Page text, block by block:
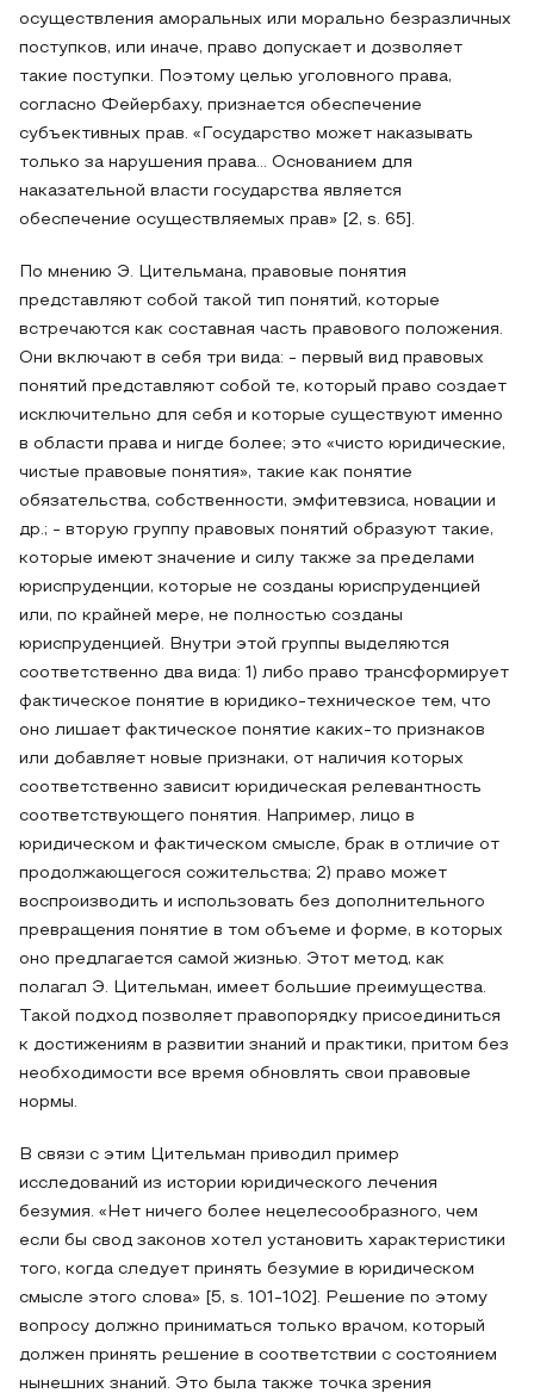
осуществления аморальных или морально безразличных
поступков, или иначе, право допускает и дозволяет
такие поступки. Поэтому целью уголовного права,
согласно Фейербаху, признается обеспечение
субъективных прав. «Государство может наказывать
только за нарушения права… Основанием для
наказательной власти государства является
обеспечение осуществляемых прав» [2, s. 65].
По мнению Э. Цительмана, правовые понятия
представляют собой такой тип понятий, которые
встречаются как составная часть правового положения.
Они включают в себя три вида: - первый вид правовых
понятий представляют собой те, который право создает
исключительно для себя и которые существуют именно
в области права и нигде более; это «чисто юридические,
чистые правовые понятия», такие как понятие
обязательства, собственности, эмфитевзиса, новации и
др.; - вторую группу правовых понятий образуют такие,
которые имеют значение и силу также за пределами
юриспруденции, которые не созданы юриспруденцией
или, по крайней мере, не полностью созданы
юриспруденцией. Внутри этой группы выделяются
соответственно два вида: 1) либо право трансформирует
фактическое понятие в юридико-техническое тем, что
оно лишает фактическое понятие каких-то признаков
или добавляет новые признаки, от наличия которых
соответственно зависит юридическая релевантность
соответствующего понятия. Например, лицо в
юридическом и фактическом смысле, брак в отличие от
продолжающегося сожительства; 2) право может
воспроизводить и использовать без дополнительного
превращения понятие в том объеме и форме, в которых
оно предлагается самой жизнью. Этот метод, как
полагал Э. Цительман, имеет большие преимущества.
Такой подход позволяет правопорядку присоединиться
к достижениям в развитии знаний и практики, притом без
необходимости все время обновлять свои правовые
нормы.
В связи с этим Цительман приводил пример
исследований из истории юридического лечения
безумия. «Нет ничего более нецелесообразного, чем
если бы свод законов хотел установить характеристики
того, когда следует принять безумие в юридическом
смысле этого слова» [5, s. 101-102]. Решение по этому
вопросу должно приниматься только врачом, который
должен принять решение в соответствии с состоянием
нынешних знаний. Это была также точка зрения